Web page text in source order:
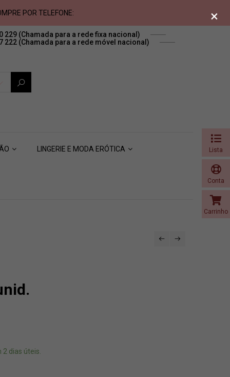
POR TELEFONE:
229 (Chamada para a rede fixa nacional)
222 (Chamada para a rede móvel nacional)
LINGERIE E MODA ERÓTICA
dias úteis.
×